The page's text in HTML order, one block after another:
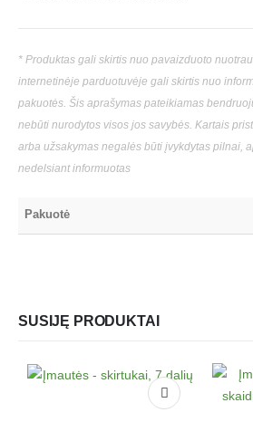
* Produktas gali skirtis nuo pavaizduoto
internetinėje parduotuvėje gali skirtis nuo
pakuotės. Šis aprašymas pateikiamas
nebūti nurodytos visos jos savybės. Kartais
arba užsakymas negalės būti įvykdytas pilnai,
nedelsiant informuotas
Pakuotė
SUSIJĘ PRODUKTAI